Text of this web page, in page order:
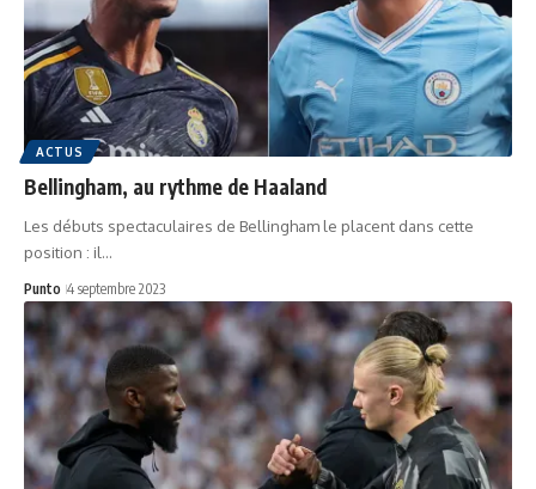
ACTUS
Bellingham, au rythme de Haaland
Les débuts spectaculaires de Bellingham le placent dans cette
position : il…
Punto 4 septembre 2023